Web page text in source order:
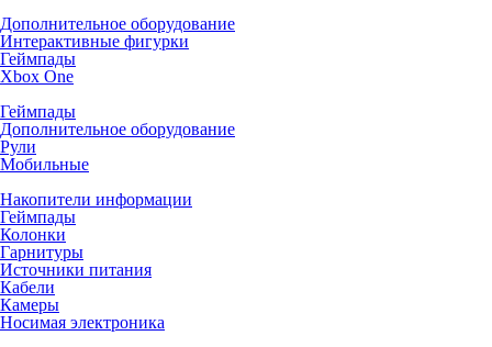
Дополнительное оборудование
Интерактивные фигурки
Геймпады
Xbox One
Геймпады
Дополнительное оборудование
Рули
Мобильные
Накопители информации
Геймпады
Колонки
Гарнитуры
Источники питания
Кабели
Камеры
Носимая электроника